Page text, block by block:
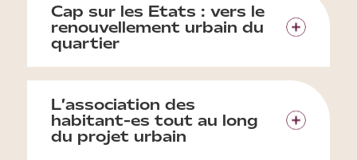
Cap sur les Etats : vers le
renouvellement urbain du
quartier
L’association des
habitant-es tout au long
du projet urbain